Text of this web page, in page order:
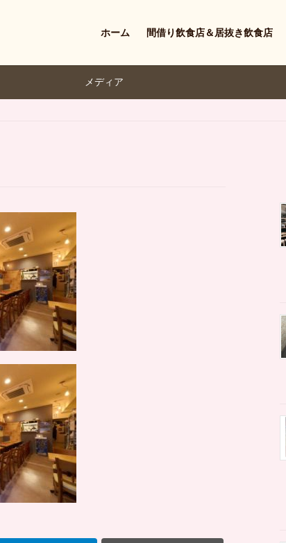
ホーム 間借り飲食店＆居抜き飲食店
メディア